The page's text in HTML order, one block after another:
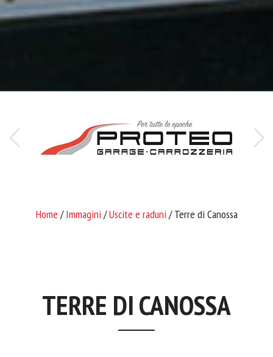
Home /Immagini /Uscite e raduni / Terre di Canossa
TERRE DI CANOSSA